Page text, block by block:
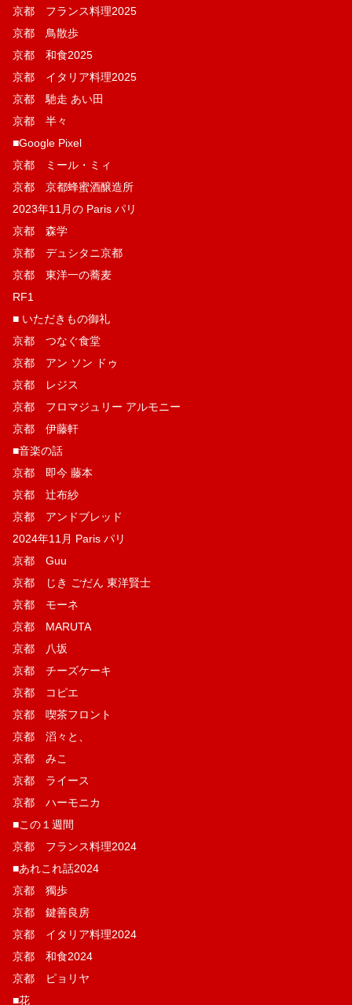
京都 フランス料理2025
京都 鳥散歩
京都 和食2025
京都 イタリア料理2025
京都 馳走 あい田
京都 半々
■Google Pixel
京都 ミール・ミィ
京都 京都蜂蜜酒醸造所
2023年11月の Paris パリ
京都 森学
京都 デュシタニ京都
京都 東洋一の蕎麦
RF1
■ いただきもの御礼
京都 つなぐ食堂
京都 アン ソン ドゥ
京都 レジス
京都 フロマジュリー アルモニー
京都 伊藤軒
■音楽の話
京都 即今 藤本
京都 辻布紗
京都 アンドブレッド
2024年11月 Paris パリ
京都 Guu
京都 じき ごだん 東洋賢士
京都 モーネ
京都 MARUTA
京都 八坂
京都 チーズケーキ
京都 コピエ
京都 喫茶フロント
京都 滔々と、
京都 みこ
京都 ライース
京都 ハーモニカ
■この１週間
京都 フランス料理2024
■あれこれ話2024
京都 獨歩
京都 鍵善良房
京都 イタリア料理2024
京都 和食2024
京都 ピョリヤ
■花